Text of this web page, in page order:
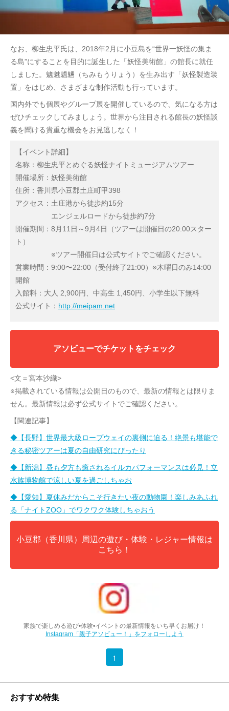
なお、柳生忠平氏は、2018年2月に小豆島を“世界一妖怪の集ま
る島”にすることを目的に誕生した「妖怪美術館」の館長に就任
しました。魑魅魍魎（ちみもうりょう）を生み出す「妖怪製造装
置」をはじめ、さまざまな制作活動も行っています。
国内外でも個展やグループ展を開催しているので、気になる方は
ぜひチェックしてみましょう。世界から注目される館長の妖怪談
義を聞ける貴重な機会をお見逃しなく！
【イベント詳細】
名称：柳生忠平とめぐる妖怪ナイトミュージアムツアー
開催場所：妖怪美術館
住所：香川県小豆郡土庄町甲398
アクセス：土庄港から徒歩約15分
エンジェルロードから徒歩約7分
開催期間：8月11日～9月4日（ツアーは開催日の20:00スター
ト）
※ツアー開催日は公式サイトでご確認ください。
営業時間：9:00〜22:00（受付終了21:00）※木曜日のみ14:00
開館
入館料：大人 2,900円、中高生 1,450円、小学生以下無料
公式サイト： http://meipam.net
アソビューでチケットをチェック
<文＝宮本沙織>
※掲載されている情報は公開日のもので、最新の情報とは限りま
せん。最新情報は必ず公式サイトでご確認ください。
【関連記事】
◆【長野】世界最大級ロープウェイの裏側に迫る！絶景も堪能で
きる秘密ツアーは夏の自由研究にぴったり
◆【新潟】昼も夕方も癒されるイルカパフォーマンスは必見！立
水族博物館で涼しい夏を過ごしちゃお
◆【愛知】夏休みだからこそ行きたい夜の動物園！楽しみあふれ
る「ナイトZOO」でワクワク体験しちゃおう
小豆郡（香川県）周辺の遊び・体験・レジャー情報は
こちら！
家族で楽しめる遊び•体験•イベントの最新情報をいち早くお届け！
Instagram「親子アソビュー！」をフォローしよう
1
おすすめ特集